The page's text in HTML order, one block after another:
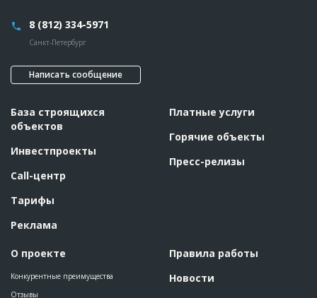
8 (812) 334-5971
Санкт-Петербург
Написать сообщение
База строящихся
объектов
Инвестпроекты
Call-центр
Тарифы
Реклама
О проекте
Конкурентные преимущества
Отзывы
Платные услуги
Горячие объекты
Пресс-релизы
Правила работы
Новости